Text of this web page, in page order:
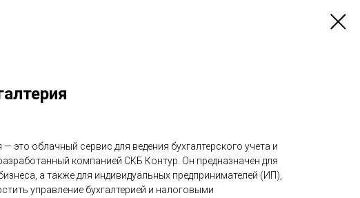
— это облачный сервис для ведения бухгалтерского учета и
компанией СКБ Контур. Он предназначен для
а также для индивидуальных предпринимателей (ИП),
управление бухгалтерией и налоговыми